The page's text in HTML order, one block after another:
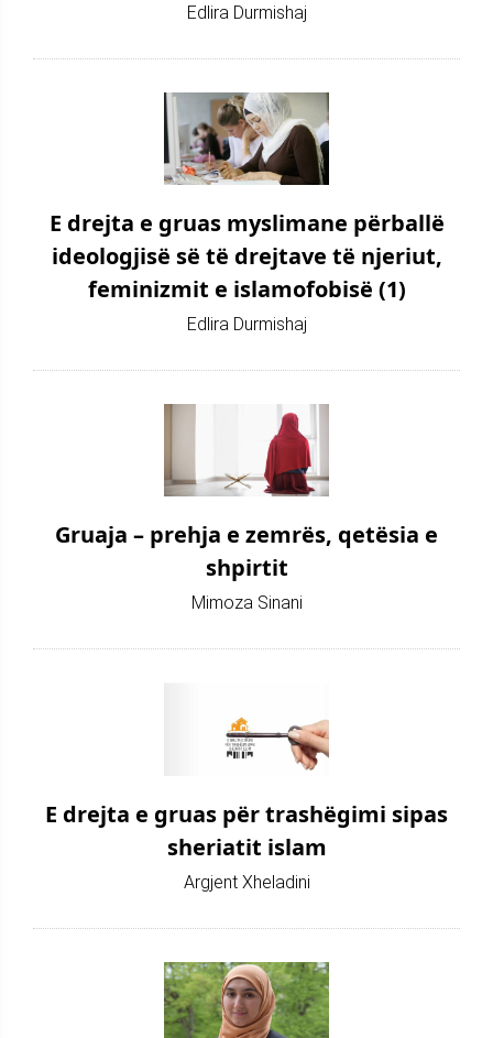
Edlira Durmishaj
E drejta e gruas myslimane përballë
ideologjisë së të drejtave të njeriut,
feminizmit e islamofobisë (1)
Edlira Durmishaj
Gruaja – prehja e zemrës, qetësia e
shpirtit
Mimoza Sinani
E drejta e gruas për trashëgimi sipas
sheriatit islam
Argjent Xheladini